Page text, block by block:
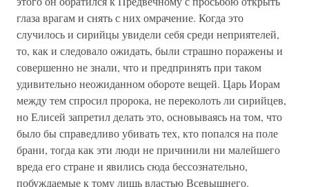
глаза врагам и снять с них омрачение. Когда это
случилось и сирийцы увидели себя среди неприятелей,
то, как и следовало ожидать, были страшно поражены и
совершенно не знали, что и предпринять при таком
удивительно неожиданном обороте вещей. Царь Иорам
между тем спросил пророка, не переколоть ли сирийцев,
но Елисей запретил делать это, основываясь на том, что
было бы справедливо убивать тех, кто попался на поле
брани, тогда как эти люди не причинили ни малейшего
вреда его стране и явились сюда бессознательно,
побуждаемые к тому лишь властью Всевышнего.